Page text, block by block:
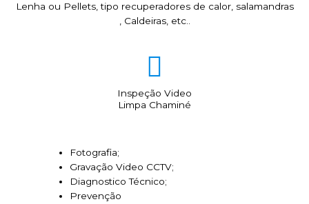
Lenha ou Pellets, tipo recuperadores de calor, salamandras
, Caldeiras, etc..
Inspeção Video
Limpa Chaminé
Fotografia;
Gravação Video CCTV;
Diagnostico Técnico;
Prevenção